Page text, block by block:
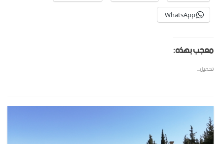
WhatsApp
معجب بهذه:
تحميل...